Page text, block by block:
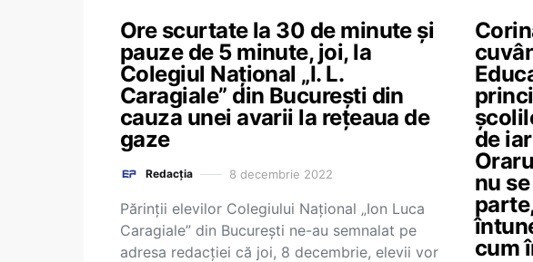
Ore scurtate la 30 de minute și
pauze de 5 minute, joi, la
Colegiul Național „I. L.
Caragiale” din București din
cauza unei avarii la rețeaua de
gaze
Redacția 8 decembrie 2022
Părinții elevilor Colegiului Național „Ion Luca
Caragiale” din București ne-au semnalat pe
adresa redacției că joi, 8 decembrie, elevii vor
de
nu
cum